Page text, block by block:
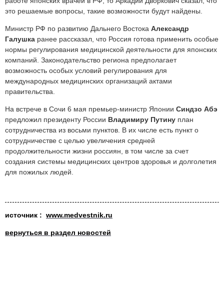
это решаемые вопросы, такие возможности будут найдены.
Министр РФ по развитию Дальнего Востока Александр
Галушка ранее рассказал, что Россия готова применить особые
нормы регулирования медицинской деятельности для японских
компаний. Законодательство региона предполагает
возможность особых условий регулирования для
международных медицинских организаций актами
правительства.
На встрече в Сочи 6 мая премьер-министр Японии Синдзо Абэ
предложил президенту России Владимиру Путину план
сотрудничества из восьми пунктов. В их числе есть пункт о
сотрудничестве с целью увеличения средней
продолжительности жизни россиян, в том числе за счет
создания системы медицинских центров здоровья и долголетия
для пожилых людей.
источник : www.medvestnik.ru
вернуться в раздел новостей